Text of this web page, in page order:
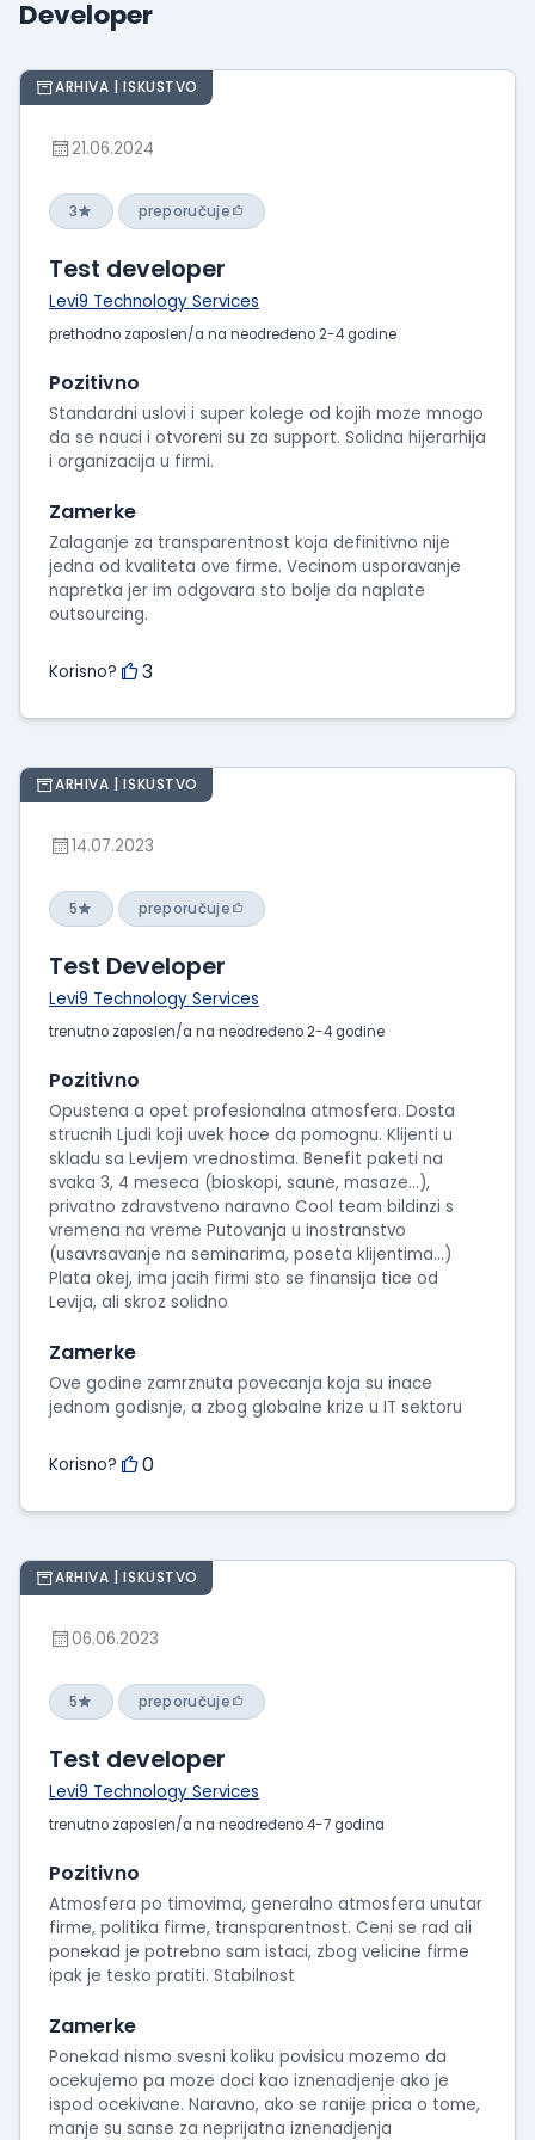
Prikaži
o
radu
Prikaži
intervjua
Developer
ARHIVA | ISKUSTVO
21.06.2024
3 preporučuje
Test developer
Levi9 Technology Services
prethodno zaposlen/a na neodređeno 2-4 godine
Pozitivno
Standardni uslovi i super kolege od kojih moze mnogo
da se nauci i otvoreni su za support. Solidna hijerarhija
i organizacija u firmi.
Zamerke
Zalaganje za transparentnost koja definitivno nije
jedna od kvaliteta ove firme. Vecinom usporavanje
napretka jer im odgovara sto bolje da naplate
outsourcing.
Korisno? 3
ARHIVA | ISKUSTVO
14.07.2023
5 preporučuje
Test Developer
Levi9 Technology Services
trenutno zaposlen/a na neodređeno 2-4 godine
Pozitivno
Opustena a opet profesionalna atmosfera. Dosta
strucnih Ljudi koji uvek hoce da pomognu. Klijenti u
skladu sa Levijem vrednostima. Benefit paketi na
svaka 3, 4 meseca (bioskopi, saune, masaze...),
privatno zdravstveno naravno Cool team bildinzi s
vremena na vreme Putovanja u inostranstvo
(usavrsavanje na seminarima, poseta klijentima...)
Plata okej, ima jacih firmi sto se finansija tice od
Levija, ali skroz solidno
Zamerke
Ove godine zamrznuta povecanja koja su inace
jednom godisnje, a zbog globalne krize u IT sektoru
Korisno? 0
ARHIVA | ISKUSTVO
06.06.2023
5 preporučuje
Test developer
Levi9 Technology Services
trenutno zaposlen/a na neodređeno 4-7 godina
Pozitivno
Atmosfera po timovima, generalno atmosfera unutar
firme, politika firme, transparentnost. Ceni se rad ali
ponekad je potrebno sam istaci, zbog velicine firme
ipak je tesko pratiti. Stabilnost
Zamerke
Ponekad nismo svesni koliku povisicu mozemo da
ocekujemo pa moze doci kao iznenadjenje ako je
ispod ocekivane. Naravno, ako se ranije prica o tome,
manje su sanse za neprijatna iznenadjenja